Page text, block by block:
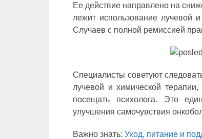
Ее действие направлено на
лежит использование лучевой
Случаев с полной ремиссией
Специалисты советуют
лучевой и химической
посещать психолога. Это
улучшения самочувствия
Важно знать: Уход, питание и